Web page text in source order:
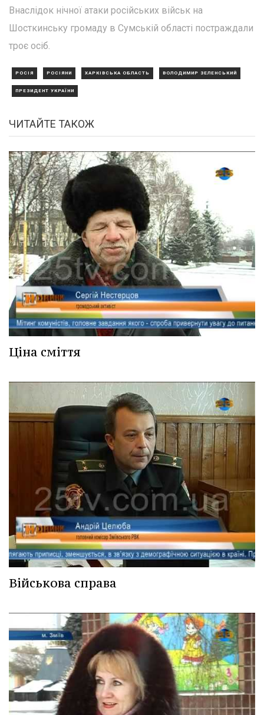
Внаслідок нічної атаки російських військ на
Шосткинську громаду в Сумській області постраждали
троє осіб.
РОСІЯ РОСІЯНИ ХАРКІВСЬКА ОБЛАСТЬ ВОЛОДИМИР ЗЕЛЕНСЬКИЙ
ПРЕЗИДЕНТ УКРАЇНИ
ЧИТАЙТЕ ТАКОЖ
Ціна сміття
Військова справа